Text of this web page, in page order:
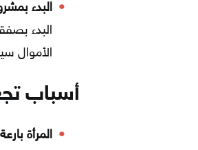
البدء
البدء
الأموال
أسباب
المرأة